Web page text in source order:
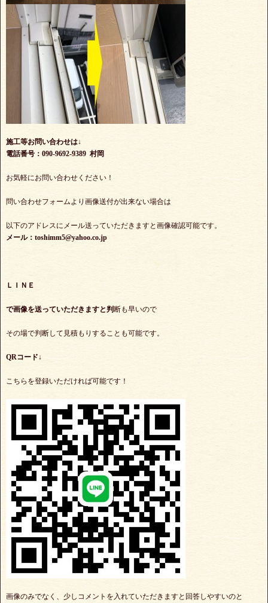
施工等お問い合わせは↓
電話番号：090-9692-9389 村岡
お気軽にお問い合わせください！
問い合わせフォームより画像送付が出来ない場合は
以下のアドレスにメール送っていただきますと画像確認可能です。
メール：toshimm5@yahoo.co.jp
ＬＩＮＥ
で画像を送っていただきますと判 断も早いので
その場で判断して見積もりすることも可能です。
QRコード↓
こちらを登録いただければ可能です！
画像のみでなく、少しコメントを入れていただきますと回答しやすいのと